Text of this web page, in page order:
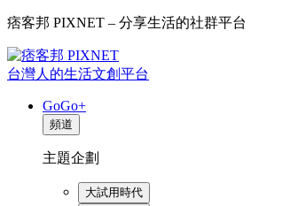
痞客邦 PIXNET – 分享生活的社群平台
台灣人的生活文創平台
GoGo+
頻道
主題企劃
大試用時代